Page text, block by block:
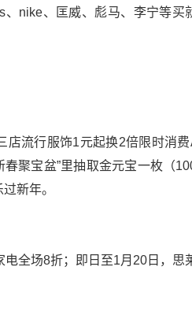
、nike、匡威、彪马、李宁等
店流行服饰1元起换2倍限时消
春聚宝盆”里抽取金元宝一枚（
新年。
电全场8折；即日至1月20日，思